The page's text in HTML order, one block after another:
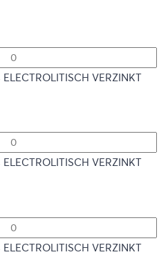
VERZINKT
VERZINKT
VERZINKT